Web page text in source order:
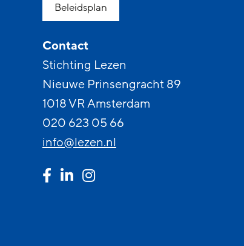
Beleidsplan
Contact
Stichting Lezen
Nieuwe Prinsengracht 89
1018 VR Amsterdam
020 623 05 66
info@lezen.nl